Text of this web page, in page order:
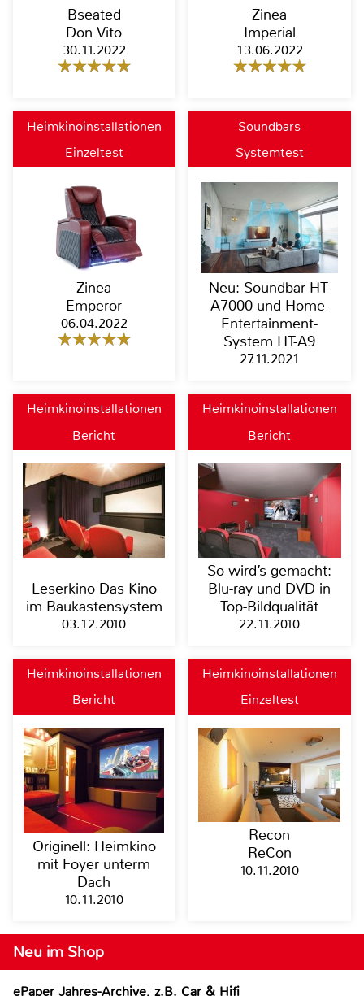
Bseated
Don Vito
30.11.2022
Zinea
Imperial
13.06.2022
Heimkinoinstallationen
Einzeltest
Zinea
Emperor
06.04.2022
Soundbars
Systemtest
Neu: Soundbar HT-
A7000 und Home-
Entertainment-
System HT-A9
27.11.2021
Heimkinoinstallationen
Bericht
Leserkino Das Kino
im Baukastensystem
03.12.2010
Heimkinoinstallationen
Bericht
So wird’s gemacht:
Blu-ray und DVD in
Top-Bildqualität
22.11.2010
Heimkinoinstallationen
Bericht
Originell: Heimkino
mit Foyer unterm
Dach
10.11.2010
Heimkinoinstallationen
Einzeltest
Recon
ReCon
10.11.2010
Neu im Shop
ePaper Jahres-Archive, z.B. Car & Hifi